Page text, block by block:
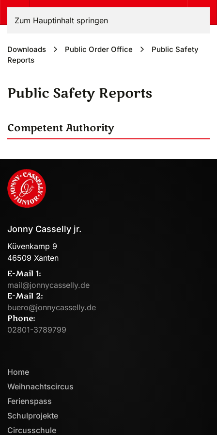
Zum Hauptinhalt springen
Downloads Public Order Office
Public Safety
Reports
Public Safety Reports
Competent Authority
Jonny Casselly jr.
Küvenkamp 9
46509 Xanten
E-Mail 1:
mail@jonnycasselly.de
E-Mail 2:
buero@jonnycasselly.de
Phone:
02801-3789799
Home
Weihnachtscircus
Ferienspass
Schulprojekte
Circusschule